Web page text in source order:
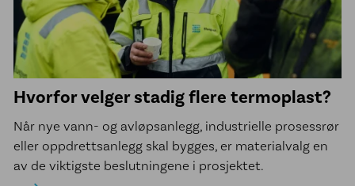
Sveisetjenester kommune
Vannkummer i PE
McElroy sveisemaskiner
Line Tamer
Aktuelt
Referanseprosjekter
Hvorfor velger stadig flere termoplast?
Når nye vann- og avløpsanlegg, industrielle prosessrør
eller oppdrettsanlegg skal bygges, er materialvalg en
av de viktigste beslutningene i prosjektet.